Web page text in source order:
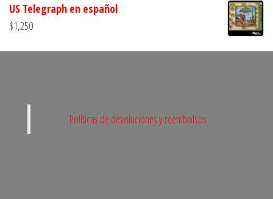
precios:
$300
US Telegraph en español
$1,250
Políticas de devoluciones y reembolsos